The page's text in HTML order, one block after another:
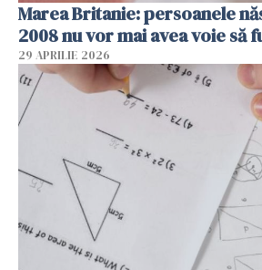
Marea Britanie: persoanele
2008 nu vor mai avea voie să
29 APRILIE 2026